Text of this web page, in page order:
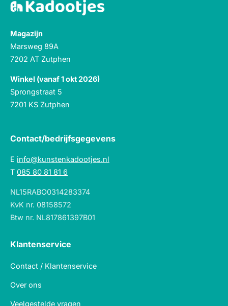
Magazijn
Marsweg 89A
7202 AT Zutphen
Winkel (vanaf 1 okt 2026)
Sprongstraat 5
7201 KS Zutphen
Contact/bedrijfsgegevens
E info@kunstenkadootjes.nl
T 085 80 81 81 6
NL15RABO0314283374
KvK nr. 08158572
Btw nr. NL817861397B01
Klantenservice
Contact / Klantenservice
Over ons
Veelgestelde vragen